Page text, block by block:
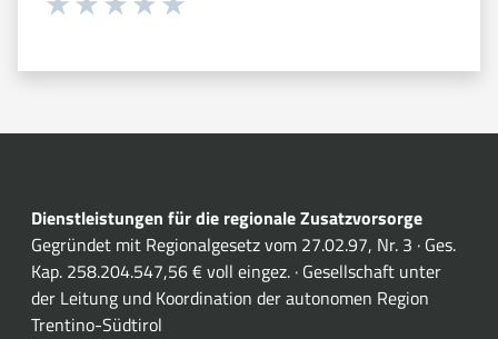
Dienstleistungen für die regionale Zusatzvorsorge
Gegründet mit Regionalgesetz vom 27.02.97, Nr. 3 · Ges.
Kap. 258.204.547,56 € voll eingez. · Gesellschaft unter
der Leitung und Koordination der autonomen Region
Trentino-Südtirol